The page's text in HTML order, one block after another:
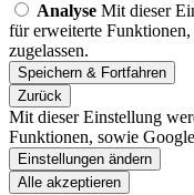
Analyse Mit dieser
für erweiterte
zugelassen.
Zurück
Mit dieser Einstellung
Funktionen, sowie
Einstellungen ändern